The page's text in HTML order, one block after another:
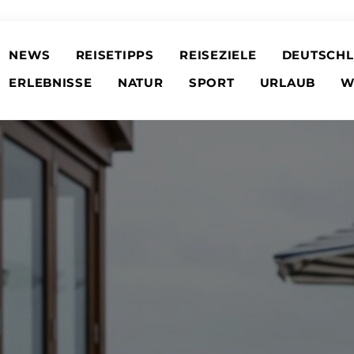
NEWS REISETIPPS REISEZIELE
ERLEBNISSE
NATUR SPORT URLAUB